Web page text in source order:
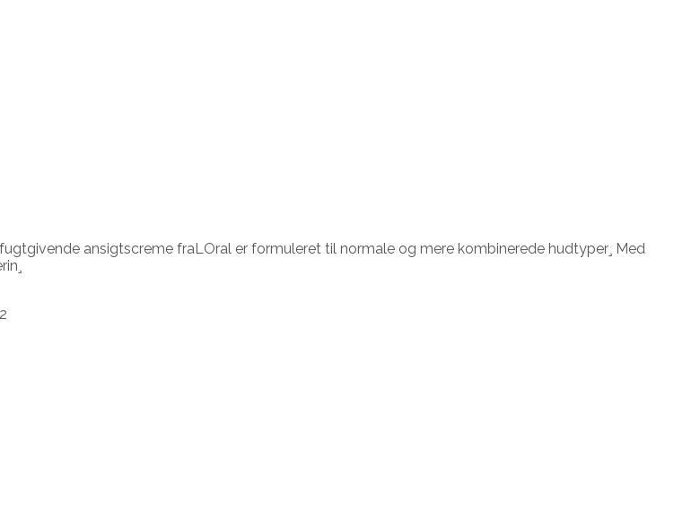
ansigtscreme fraLOral er formuleret til normale og mere kombinerede hudtyper¸ Med